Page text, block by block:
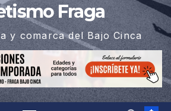
Fraga
y comarca del Bajo Cinca